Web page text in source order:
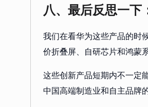
八、最后反思一下
我们在看华为这些产品的时
价折叠屏、自研芯片和鸿蒙
这些创新产品短期内不一定
中国高端制造业和自主品牌